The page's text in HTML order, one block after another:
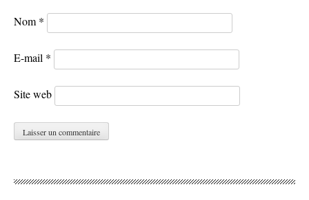
Nom *
E-mail *
Site web